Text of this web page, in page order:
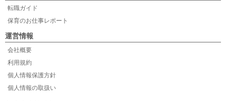
転職ガイド
保育のお仕事レポート
運営情報
会社概要
利用規約
個人情報保護方針
個人情報の取扱い